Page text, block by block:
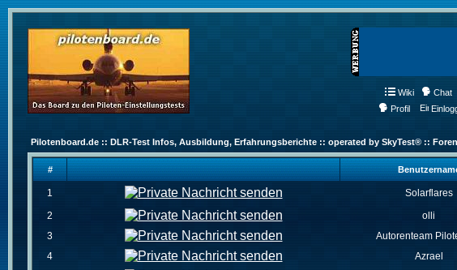
Wiki Chat
Profil
Pilotenboard.de :: DLR-Test Infos, Ausbildung, Erfahrungsberichte :: operated by SkyTest® ::
#
1 Solarflares
2
olli
3
Autorenteam
4
Azrael